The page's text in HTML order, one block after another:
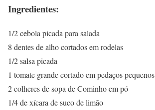
Ingredientes:
1/2 cebola picada para salada
8 dentes de alho cortados em rodelas
1/2 salsa picada
1 tomate grande cortado em pedaços pequenos
2 colheres de sopa de Cominho em pó
1/4 de xícara de suco de limão